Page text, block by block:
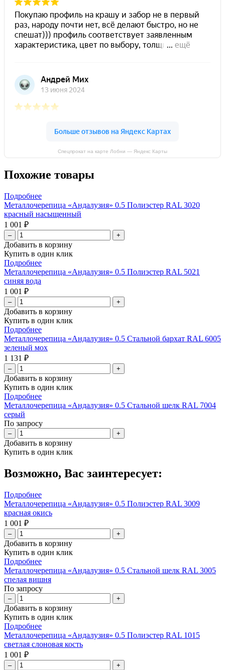
Спецпрокат на карте Лобни — Яндекс Карты
Похожие товары
Подробнее
Металлочерепица «Андалузия» 0.5 Полиэстер RAL 3020
красный насыщенный
1 001 ₽
– +
Добавить в корзину
Купить в один клик
Подробнее
Металлочерепица «Андалузия» 0.5 Полиэстер RAL 5021
синяя вода
1 001 ₽
– +
Добавить в корзину
Купить в один клик
Подробнее
Металлочерепица «Андалузия» 0.5 Стальной бархат RAL 6005
зеленый мох
1 131 ₽
– +
Добавить в корзину
Купить в один клик
Подробнее
Металлочерепица «Андалузия» 0.5 Стальной шелк RAL 7004
серый
По запросу
– +
Добавить в корзину
Купить в один клик
Возможно, Вас заинтересует:
Подробнее
Металлочерепица «Андалузия» 0.5 Полиэстер RAL 3009
красная окись
1 001 ₽
– +
Добавить в корзину
Купить в один клик
Подробнее
Металлочерепица «Андалузия» 0.5 Стальной шелк RAL 3005
cпелая вишня
По запросу
– +
Добавить в корзину
Купить в один клик
Подробнее
Металлочерепица «Андалузия» 0.5 Полиэстер RAL 1015
светлая слоновая кость
1 001 ₽
– +